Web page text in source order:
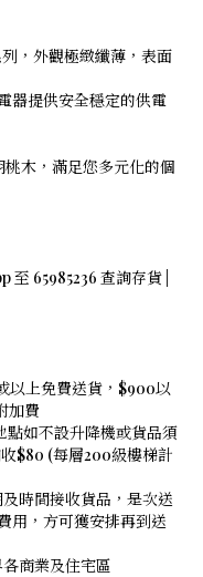
，外觀極緻纖薄，表面
器提供安全穩定的供電
木，滿足您多元化的個
65985236 查詢存貨 |
以上免費送貨，$900以
加費
點如不設升降機或貨品須
$80 (每層200級樓梯計
時間接收貨品，是次送
用，方可獲安排再到送
商業及住宅區